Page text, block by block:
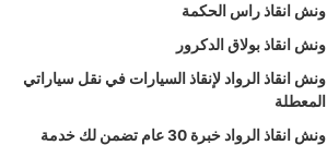
ونش انقاذ راس الحكمة
ونش انقاذ بولاق الدكرور
ونش انقاذ الرواد لإنقاذ السيارات في نقل سياراتي
المعطلة
ونش انقاذ الرواد خبرة 30 عام تضمن لك خدمة